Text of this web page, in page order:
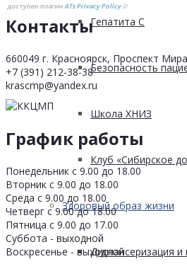
Гепатита С
Безопасность
Школа ХНИЗ
Клуб «Сибирское
Здоровый образ жизни
Диспансеризация
доступен плагинATs Privacy Policy©
Контакты
660049 г. Красноярск, Проспект
+7 (391) 212-38-38
krascmp@yandex.ru
График работы
Понедельник с 9.00 до 18.00
Вторник с 9.00 до 18.00
Среда с 9.00 до 18.00
Четверг с 9.00 до 18.00
Пятница с 9.00 до 17.00
Суббота - выходной
Воскресенье - выходной